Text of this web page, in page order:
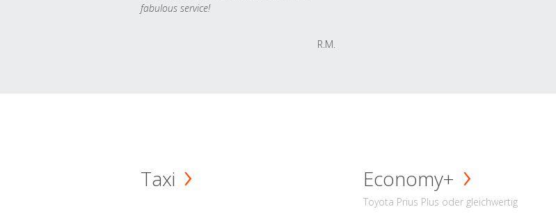
fabulous service!
R.M.
Taxi Economy+
Toyota Prius Plus oder gleichwertig